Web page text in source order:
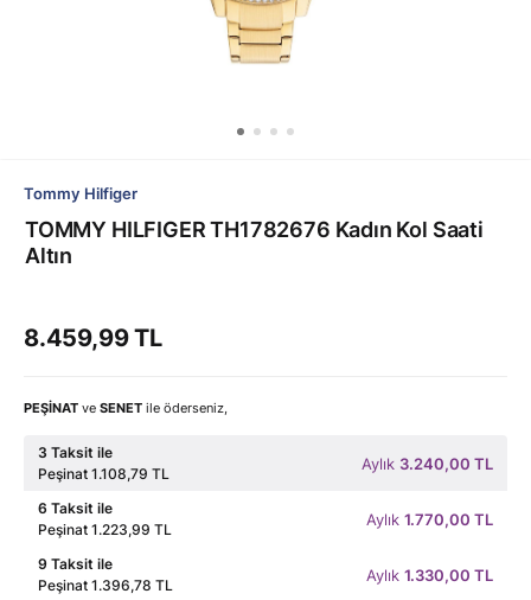
Tommy Hilfiger
TOMMY HILFIGER TH1782676 Kadın Kol Saati
Altın
8.459,99 TL
PEŞİNAT ve SENET ile öderseniz,
3 Taksit ile
Peşinat 1.108,79 TL
Aylık 3.240,00 TL
6 Taksit ile
Peşinat 1.223,99 TL
Aylık 1.770,00 TL
9 Taksit ile
Peşinat 1.396,78 TL
Aylık 1.330,00 TL